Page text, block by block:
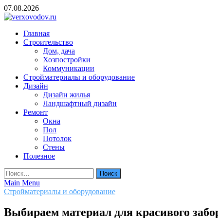
Skip
to
07.08.2026
verxovodov.ru
Ремонт и строительство
Главная
Строительство
Дом, дача
Хозпостройки
Коммуникации
Стройматериалы и оборудование
Дизайн
Дизайн жилья
Ландшафтный дизайн
Ремонт
Окна
Пол
Потолок
Стены
Полезное
Найти:
Main Menu
Стройматериалы и оборудование
Выбираем материал для красивого